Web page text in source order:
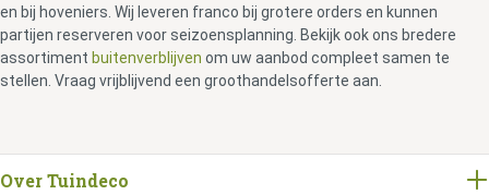
en bij hoveniers. Wij leveren franco bij grotere orders en kunnen
partijen reserveren voor seizoensplanning. Bekijk ook ons bredere
assortiment buitenverblijven om uw aanbod compleet samen te
stellen. Vraag vrijblijvend een groothandelsofferte aan.
Over Tuindeco